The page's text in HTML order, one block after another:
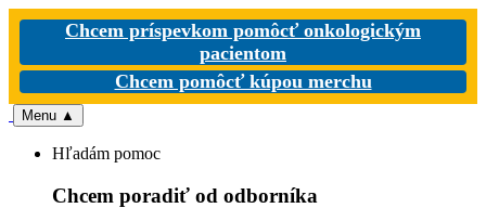
Chcem príspevkom pomôcť onkologickým
pacientom
Chcem pomôcť kúpou merchu
Menu ▲
Hľadám pomoc
Chcem poradiť od odborníka